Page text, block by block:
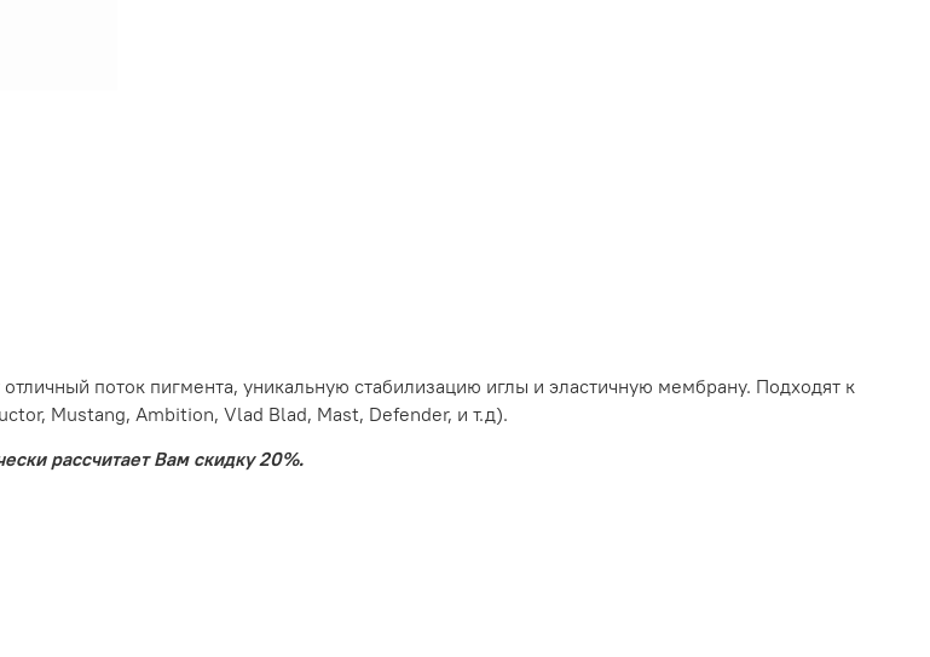
поток пигмента, уникальную стабилизацию иглы и эластичную мембрану. Подходят к
Mustang, Ambition, Vlad Blad, Mast, Defender, и т.д).
рассчитает Вам скидку 20%.